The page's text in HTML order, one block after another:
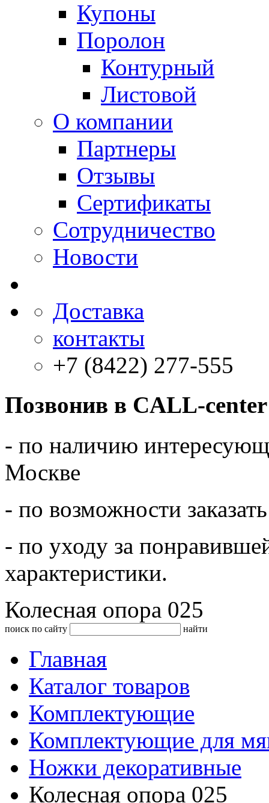
Купоны
Поролон
Контурный
Листовой
О компании
Партнеры
Отзывы
Сертификаты
Сотрудничество
Новости
Доставка
контакты
+7 (8422) 277-555
Позвонив в CALL-
- по наличию
Москве
- по возможности
- по уходу за
характеристики.
Колесная опора 025
поиск по сайту найти
Главная
Каталог товаров
Комплектующие
Комплектующие для
Ножки декоративные
Колесная опора 025